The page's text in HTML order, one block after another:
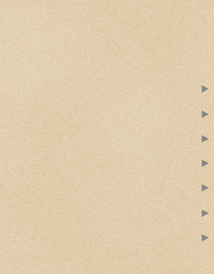
►
►
►
►
►
►
►